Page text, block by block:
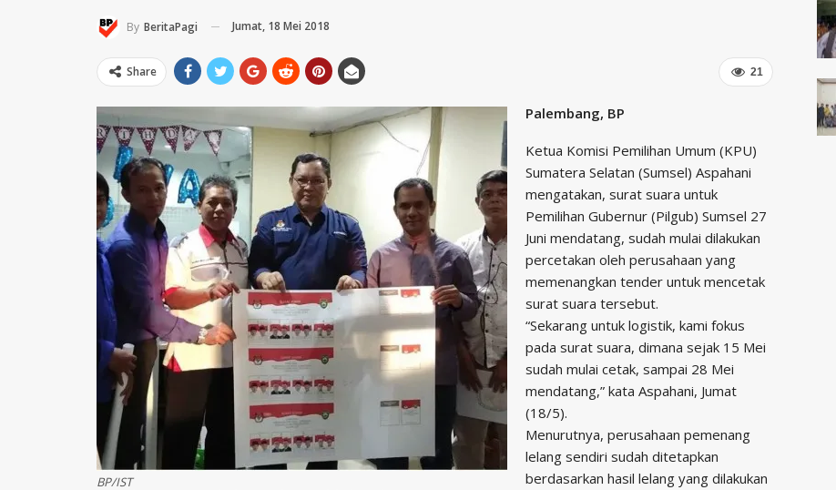
By BeritaPagi Jumat, 18 Mei 2018
21
Share
BP/IST
Palembang, BP
Ketua Komisi Pemilihan Umum (KPU)
Sumatera Selatan (Sumsel) Aspahani
mengatakan, surat suara untuk
Pemilihan Gubernur (Pilgub) Sumsel 27
Juni mendatang, sudah mulai dilakukan
percetakan oleh perusahaan yang
memenangkan tender untuk mencetak
surat suara tersebut.
“Sekarang untuk logistik, kami fokus
pada surat suara, dimana sejak 15 Mei
sudah mulai cetak, sampai 28 Mei
mendatang,” kata Aspahani, Jumat
(18/5).
Menurutnya, perusahaan pemenang
lelang sendiri sudah ditetapkan
berdasarkan hasil lelang yang dilakukan